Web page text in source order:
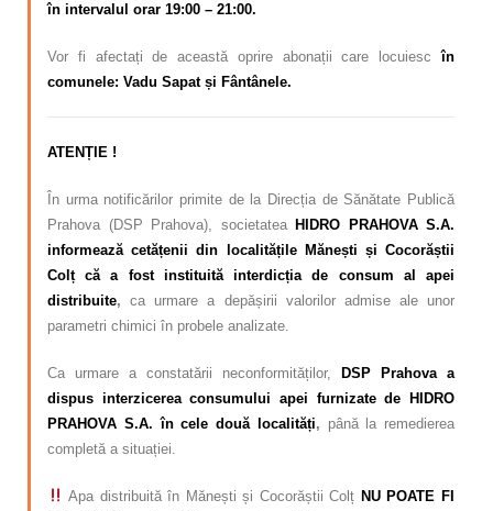
în intervalul orar 19:00 – 21:00.
Vor fi afectați de această oprire abonații care locuiescîn
comunele: Vadu Sapat și Fântânele.
ATENȚIE !
În urma notificărilor primite de la Direcția de Sănătate Publică
Prahova (DSP Prahova), societatea HIDRO PRAHOVA S.A.
informează cetățenii din localitățile Mănești și Cocorăștii
Colț că a fost instituită interdicția de consum al apei
distribuite, ca urmare a depășirii valorilor admise ale unor
parametri chimici în probele analizate.
Ca urmare a constatării neconformităților, DSP Prahova a
dispus interzicerea consumului apei furnizate de HIDRO
PRAHOVA S.A. în cele două localități, până la remedierea
completă a situației.
Apa distribuită în Mănești și Cocorăștii Colț NU POATE FI